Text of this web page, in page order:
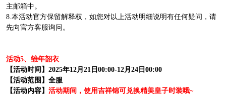
主邮箱中。
8.本活动官方保留解释权，如您对以上活动明细说明有任何疑问，请
先向官方客服询问。
活动5、雏年韶衣
【活动时间】2025年12月21日00:00-12月24日00:00
【活动范围】全服
【活动内容】 活动期间，使用吉祥锦可兑换精美皇子时装哦~